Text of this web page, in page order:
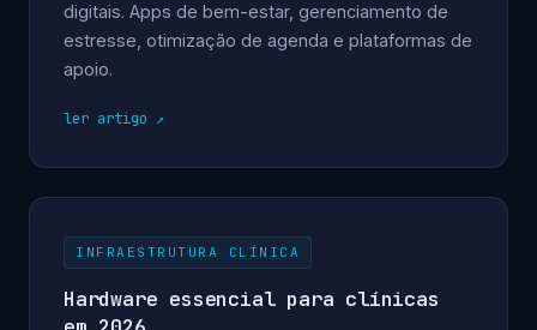
digitais. Apps de bem-estar, gerenciamento de
estresse, otimização de agenda e plataformas de
apoio.
ler artigo
INFRAESTRUTURA CLÍNICA
Hardware essencial para clínicas